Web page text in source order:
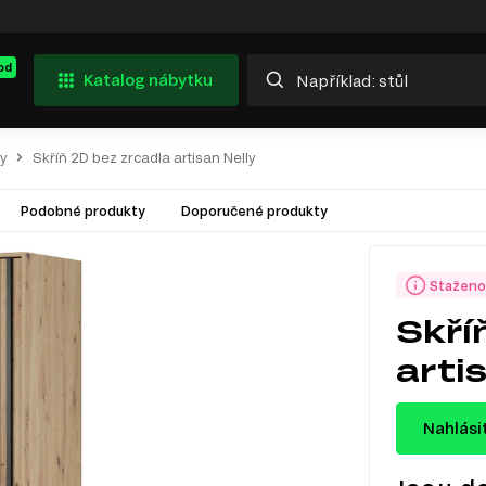
Katalog nábytku
Skříň 2D bez zrcadla artisan Nelly
Podobné produkty Doporučené produkty